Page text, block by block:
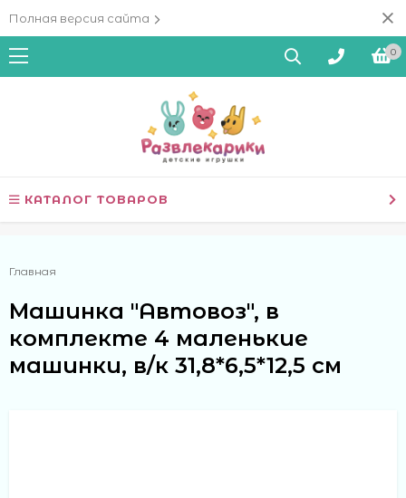
Полная версия сайта
0
КАТАЛОГ ТОВАРОВ
Главная
Машинка "Автовоз", в
комплекте 4 маленькие
машинки, в/к 31,8*6,5*12,5 см